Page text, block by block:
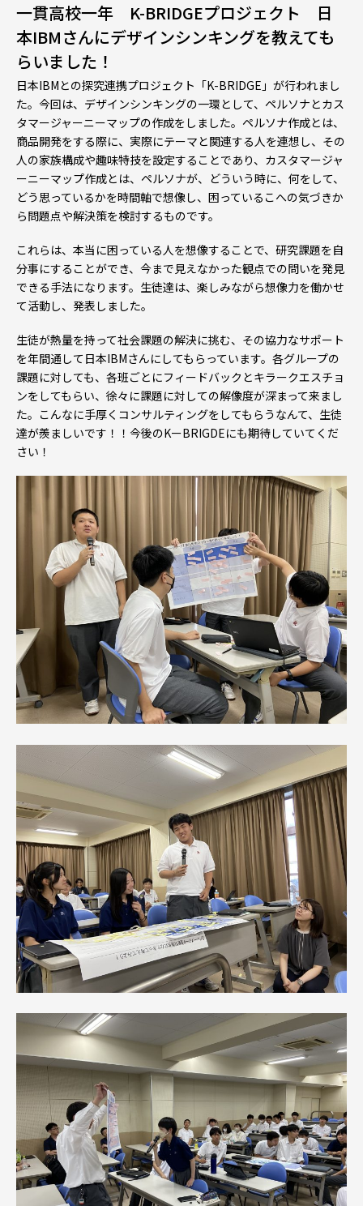
一貫高校一年 K-BRIDGEプロジェクト 日
本IBMさんにデザインシンキングを教えても
らいました！
日本IBMとの探究連携プロジェクト「K-BRIDGE」が行われまし
た。今回は、デザインシンキングの一環として、ペルソナとカス
タマージャーニーマップの作成をしました。ペルソナ作成とは、
商品開発をする際に、実際にテーマと関連する人を連想し、その
人の家族構成や趣味特技を設定することであり、カスタマージャ
ーニーマップ作成とは、ペルソナが、どういう時に、何をして、
どう思っているかを時間軸で想像し、困っているこへの気づきか
ら問題点や解決策を検討するものです。
これらは、本当に困っている人を想像することで、研究課題を自
分事にすることができ、今まで見えなかった観点での問いを発見
できる手法になります。生徒達は、楽しみながら想像力を働かせ
て活動し、発表しました。
生徒が熱量を持って社会課題の解決に挑む、その協力なサポート
を年間通して日本IBMさんにしてもらっています。各グループの
課題に対しても、各班ごとにフィードバックとキラークエスチョ
ンをしてもらい、徐々に課題に対しての解像度が深まって来まし
た。こんなに手厚くコンサルティングをしてもらうなんて、生徒
達が羨ましいです！！今後のKーBRIGDEにも期待していてくだ
さい！